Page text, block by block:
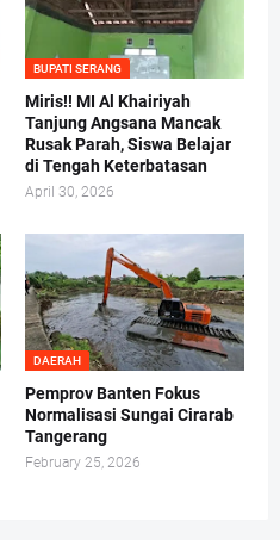
BUPATI SERANG
Miris!! MI Al Khairiyah
Tanjung Angsana Mancak
Rusak Parah, Siswa Belajar
di Tengah Keterbatasan
April 30, 2026
DAERAH
Pemprov Banten Fokus
Normalisasi Sungai Cirarab
Tangerang
February 25, 2026